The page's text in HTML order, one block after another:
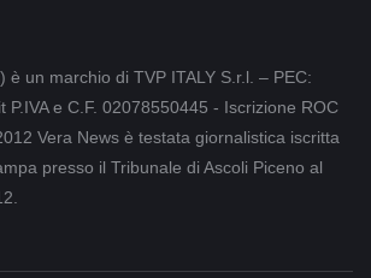
è un marchio di TVP ITALY S.r.l. – PEC:
P.IVA e C.F. 02078550445 - Iscrizione ROC
Vera News è testata giornalistica iscritta
presso il Tribunale di Ascoli Piceno al